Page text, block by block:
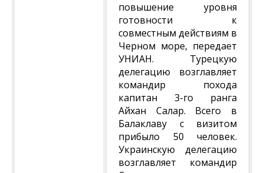
повышение уровня
готовности к
совместным действиям в
Черном море, передает
УНИАН. Турецкую
делегацию возглавляет
командир похода
капитан 3-го ранга
Айхан Салар. Всего в
Балаклаву с визитом
прибыло 50 человек.
Украинскую делегацию
возглавляет командир